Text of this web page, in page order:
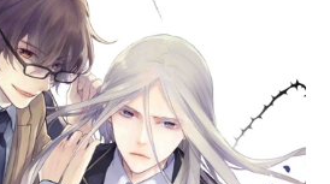
りの生徒達はボルトの事を“火影の息
子”と偏見の目で見るのだが、ボルト
は持ち前の破天荒な性格でそんなも
のは跳ね飛ばす！ ボルトは新しい
仲間と出会い、そして勃発する謎の
事件にどう挑むのか？ 皆の心の中
を疾風の如く駆け抜けて行く“うずま